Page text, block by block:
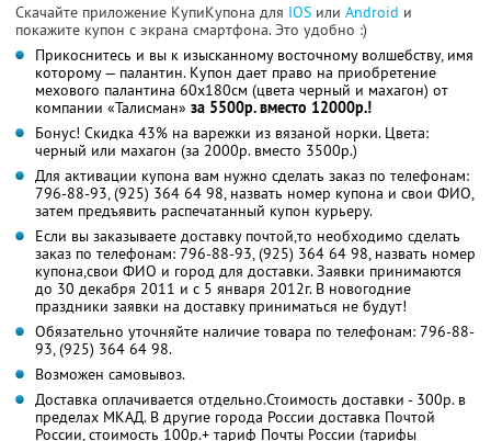
Скачайте приложение КупиКупона для IOS или Android и
покажите купон с экрана смартфона. Это удобно :)
Прикоснитесь и вы к изысканному восточному волшебству, имя
которому — палантин. Купон дает право на приобретение
мехового палантина 60х180см (цвета черный и махагон) от
компании «Талисман» за 5500р. вместо 12000р.!
Бонус! Скидка 43% на варежки из вязаной норки. Цвета:
черный или махагон (за 2000р. вместо 3500р.)
Для активации купона вам нужно сделать заказ по телефонам:
796-88-93, (925) 364 64 98, назвать номер купона и свои ФИО,
затем предъявить распечатанный купон курьеру.
Если вы заказываете доставку почтой,то необходимо сделать
заказ по телефонам: 796-88-93, (925) 364 64 98, назвать номер
купона,свои ФИО и город для доставки. Заявки принимаются
до 30 декабря 2011 и с 5 января 2012г. В новогодние
праздники заявки на доставку приниматься не будут!
Обязательно уточняйте наличие товара по телефонам: 796-88-
93, (925) 364 64 98.
Возможен самовывоз.
Доставка оплачивается отдельно.Стоимость доставки - 300р. в
пределах МКАД. В другие города России доставка Почтой
России, стоимость 100р.+ тариф Почты России (тарифы